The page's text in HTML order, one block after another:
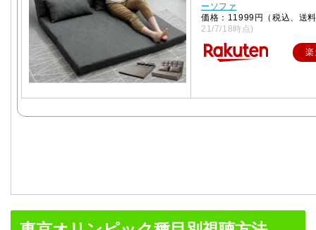
ーソファ
価格：11999円（税込、送
21/7/18時点)